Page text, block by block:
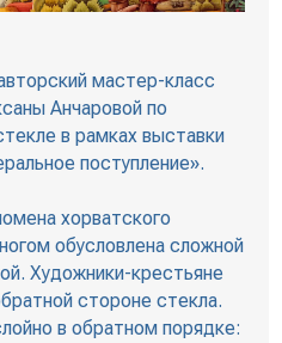
мастер-класс
Анчаровой по
в рамках выставки
поступление».
хорватского
обусловлена сложной
Художники-крестьяне
стороне стекла.
в обратном порядке: